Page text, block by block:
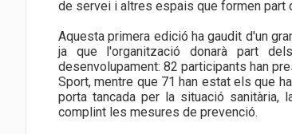
de servei i altres espais que formen part
Aquesta primera edició ha gaudit d'un
ja que l'organització donarà part
desenvolupament: 82 participants han
Sport, mentre que 71 han estat els que
porta tancada per la situació sanitària,
complint les mesures de prevenció.